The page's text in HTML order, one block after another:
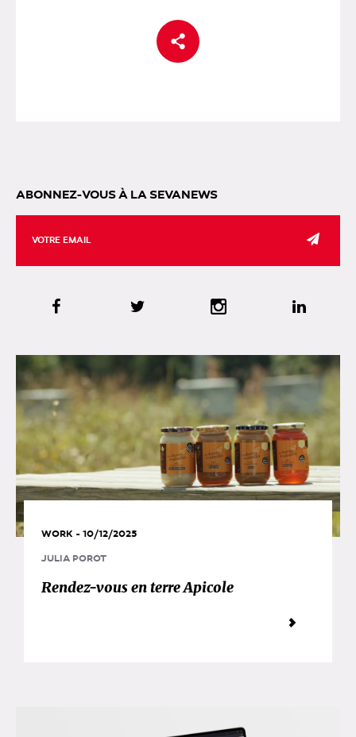
ABONNEZ-VOUS À LA SEVANEWS
WORK - 10/12/2025
JULIA POROT
Rendez-vous en terre Apicole